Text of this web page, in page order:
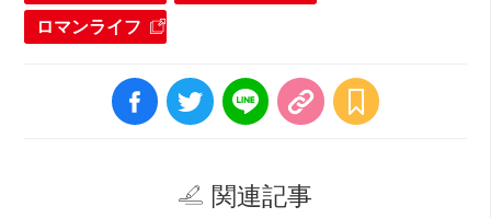
ロマンライフ
関連記事